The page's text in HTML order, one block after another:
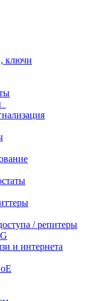
ключи
/ репитеры
и интернета